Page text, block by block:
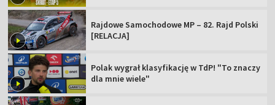
Rajdowe Samochodowe MP – 82. Rajd Polski
[RELACJA]
Polak wygrał klasyfikację w TdP! "To znaczy
dla mnie wiele"